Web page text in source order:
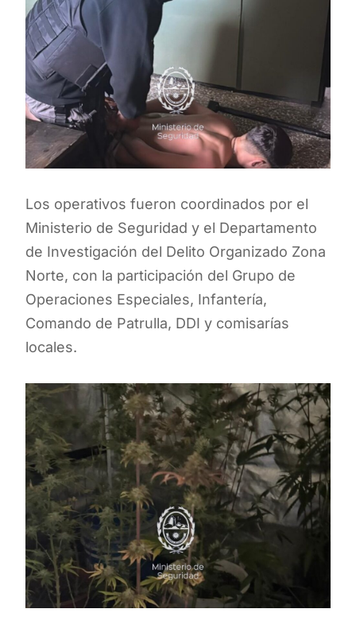
Los operativos fueron coordinados por el
Ministerio de Seguridad y el Departamento
de Investigación del Delito Organizado Zona
Norte, con la participación del Grupo de
Operaciones Especiales, Infantería,
Comando de Patrulla, DDI y comisarías
locales.